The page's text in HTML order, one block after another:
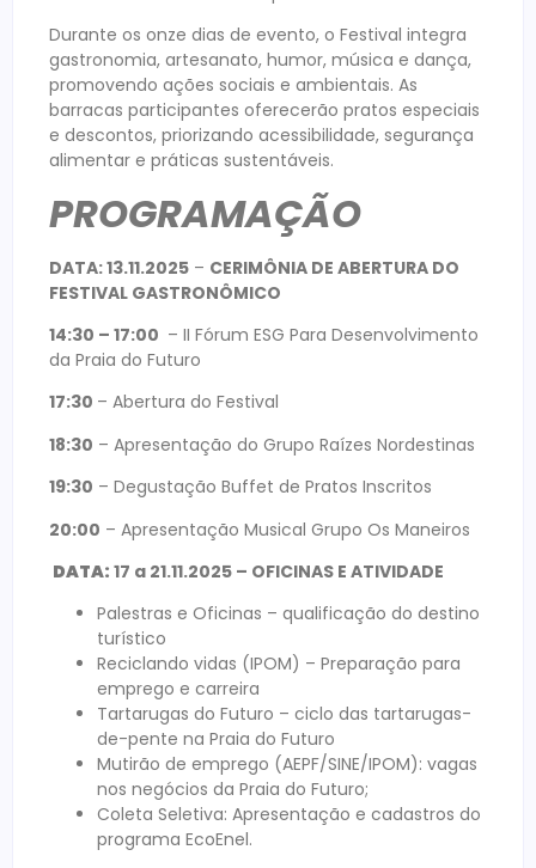
Durante os onze dias de evento, o Festival integra
gastronomia, artesanato, humor, música e dança,
promovendo ações sociais e ambientais. As
barracas participantes oferecerão pratos especiais
e descontos, priorizando acessibilidade, segurança
alimentar e práticas sustentáveis.
PROGRAMAÇÃO
DATA: 13.11.2025 – CERIMÔNIA DE ABERTURA DO
FESTIVAL GASTRONÔMICO
14:30 – 17:00 – II Fórum ESG Para Desenvolvimento
da Praia do Futuro
17:30 – Abertura do Festival
18:30 – Apresentação do Grupo Raízes Nordestinas
19:30 – Degustação Buffet de Pratos Inscritos
20:00 – Apresentação Musical Grupo Os Maneiros
DATA: 17 a 21.11.2025 – OFICINAS E ATIVIDADE
Palestras e Oficinas – qualificação do destino
turístico
Reciclando vidas (IPOM) – Preparação para
emprego e carreira
Tartarugas do Futuro – ciclo das tartarugas-
de-pente na Praia do Futuro
Mutirão de emprego (AEPF/SINE/IPOM): vagas
nos negócios da Praia do Futuro;
Coleta Seletiva: Apresentação e cadastros do
programa EcoEnel.